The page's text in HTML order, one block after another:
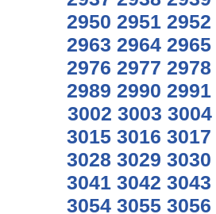
2950 2951 2952
2963 2964 2965
2976 2977 2978
2989 2990 2991
3002 3003 3004
3015 3016 3017
3028 3029 3030
3041 3042 3043
3054 3055 3056